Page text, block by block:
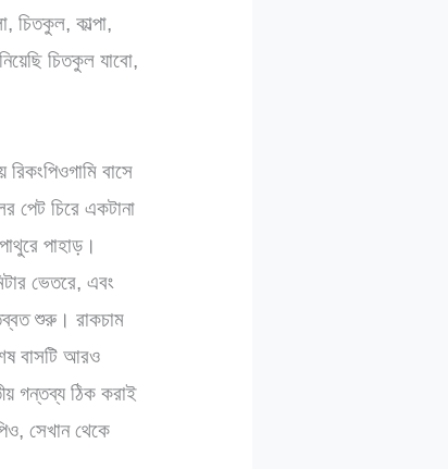
চিতকুল, কাল্পা,
চিতকুল যাবো,
বাসে
পেট চিরে একটানা
পাহাড়।
ভেতরে, এবং
শুরু। রাকচাম
বাসটি আরও
গন্তব্য ঠিক করাই
সেখান থেকে